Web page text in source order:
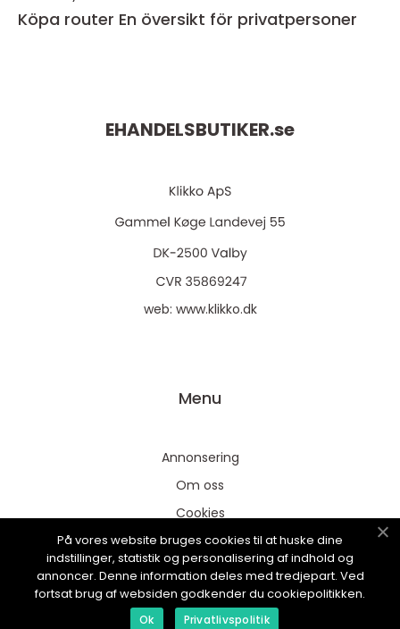
Köpa router En översikt för privatpersoner
EHANDELSBUTIKER.se
web: www.klikko.dk
Menu
Annonsering
Om oss
Cookies
Kontakta oss
Sitemap
På vores website bruges cookies til at huske dine
indstillinger, statistik og personalisering af indhold og
annoncer. Denne information deles med tredjepart. Ved
fortsat brug af websiden godkender du cookiepolitikken.
Ok Privatlivspolitik